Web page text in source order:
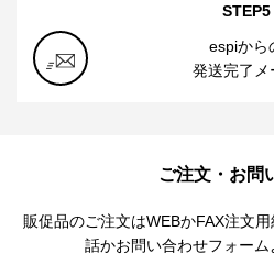
STEP5
espiから
発送完了メ
ご注文・お問
販促品のご注文はWEBかFAX注文
話かお問い合わせフォーム